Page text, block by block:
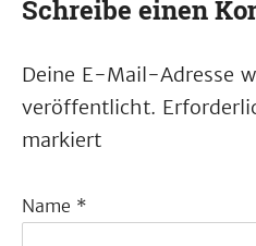
Schreibe einen
Deine E-Mail-Adresse
veröffentlicht.
markiert
Name *